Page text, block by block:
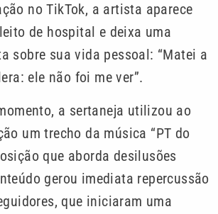
no TikTok, a artista aparece
de hospital e deixa uma
sobre sua vida pessoal: “Matei a
ele não foi me ver”.
a sertaneja utilizou ao
um trecho da música “PT do
que aborda desilusões
gerou imediata repercussão
que iniciaram uma